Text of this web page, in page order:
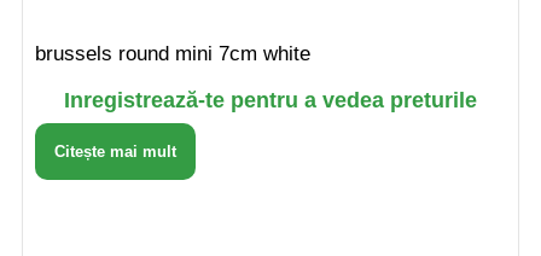
brussels round mini 7cm white
Inregistrează-te pentru a vedea preturile
Citește mai mult